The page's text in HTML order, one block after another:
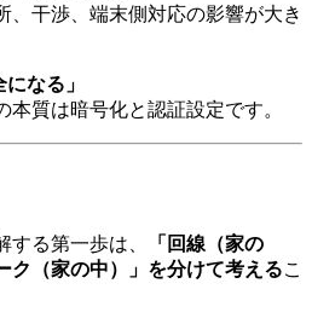
、干渉、端末側対応の影響が大き
なる」
本質は暗号化と認証設定です。
る第一歩は、
「回線（家の
ク（家の中）」を分けて考えるこ